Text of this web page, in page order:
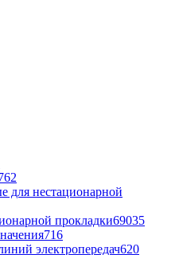
для нестационарной
прокладки69035
716
электропередач620